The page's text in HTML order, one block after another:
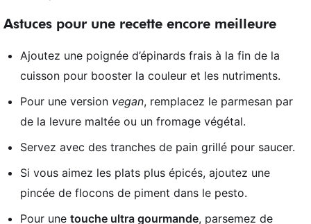
Astuces pour une recette encore meilleure
Ajoutez une poignée d’épinards frais à la fin de la
cuisson pour booster la couleur et les nutriments.
Pour une version vegan, remplacez le parmesan par
de la levure maltée ou un fromage végétal.
Servez avec des tranches de pain grillé pour saucer.
Si vous aimez les plats plus épicés, ajoutez une
pincée de flocons de piment dans le pesto.
Pour une touche ultra gourmande, parsemez de